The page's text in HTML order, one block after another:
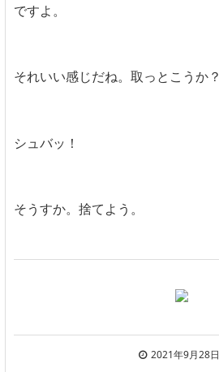
ですよ。
それいい感じだね。取っとこうか？
シュバッ！
そうすか。捨てよう。
2021年9月28日